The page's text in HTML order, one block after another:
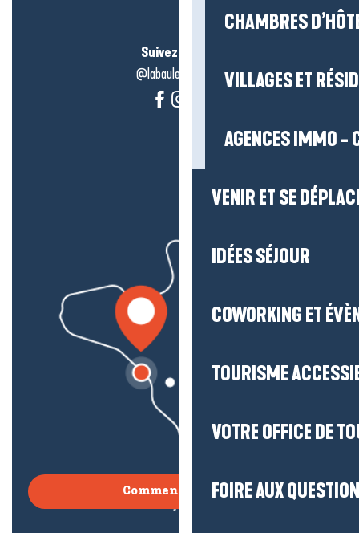
CHAMBRES
VILLAGES ET
AGENCES IMMO -
VENIR ET SE
IDÉES SÉJOUR
COWORKING ET
TOURISME
VOTRE OFFICE DE
FOIRE AUX
Suivez-nous !
@labauleguérande
Comment venir ?